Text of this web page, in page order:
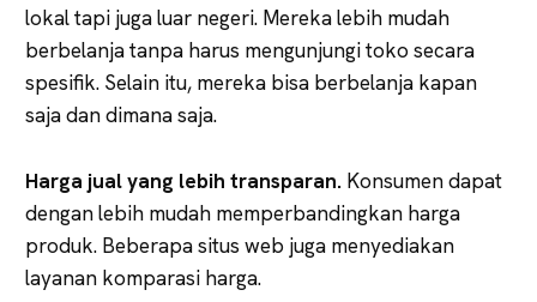
lokal tapi juga luar negeri. Mereka lebih mudah
berbelanja tanpa harus mengunjungi toko secara
spesifik. Selain itu, mereka bisa berbelanja kapan
saja dan dimana saja.
Harga jual yang lebih transparan. Konsumen dapat
dengan lebih mudah memperbandingkan harga
produk. Beberapa situs web juga menyediakan
layanan komparasi harga.